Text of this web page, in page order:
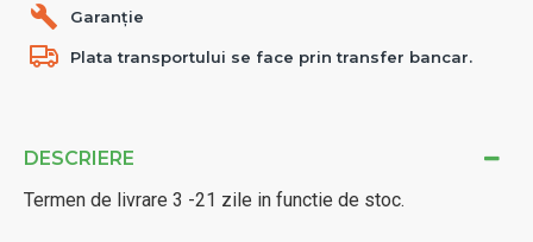
DESCRIERE
Termen de livrare 3 -21 zile in functie de stoc.
Garanție
Plata transportului se face prin transfer bancar.